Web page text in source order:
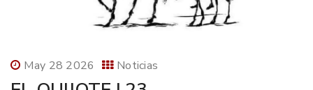
May 28 2026 Noticias